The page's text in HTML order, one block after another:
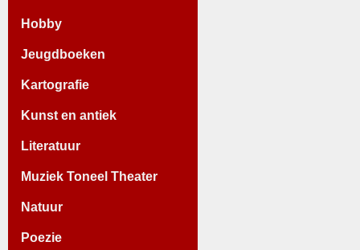
Hobby
Jeugdboeken
Kartografie
Kunst en antiek
Literatuur
Muziek Toneel Theater
Natuur
Poezie